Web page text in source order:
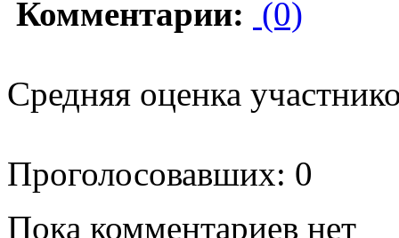
Комментарии: (0)
Средняя оценка
Проголосовавших: 0
Пока комментариев нет